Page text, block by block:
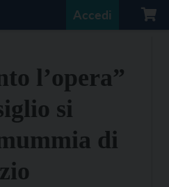
Accedi
l’opera”
si
di